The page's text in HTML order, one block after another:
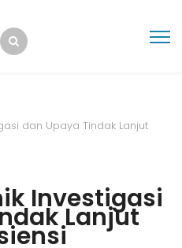
dan Upaya Tindak Lanjut
Investigasi
Lanjut